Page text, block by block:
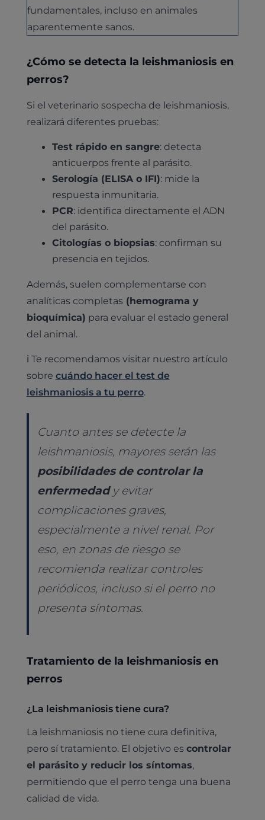
fundamentales, incluso en animales
aparentemente sanos.
¿Cómo se detecta la leishmaniosis en
perros?
Si el veterinario sospecha de leishmaniosis,
realizará diferentes pruebas:
Test rápido en sangre: detecta
anticuerpos frente al parásito.
Serología (ELISA o IFI): mide la
respuesta inmunitaria.
PCR: identifica directamente el ADN
del parásito.
Citologías o biopsias: confirman su
presencia en tejidos.
Además, suelen complementarse con
analíticas completas(hemograma y
bioquímica) para evaluar el estado general
del animal.
ℹ️ Te recomendamos visitar nuestro artículo
sobre cuándo hacer el test de
leishmaniosis a tu perro.
Cuanto antes se detecte la
leishmaniosis, mayores serán las
posibilidades de controlar la
enfermedady evitar
complicaciones graves,
especialmente a nivel renal. Por
eso, en zonas de riesgo se
recomienda realizar controles
periódicos, incluso si el perro no
presenta síntomas.
Tratamiento de la leishmaniosis en
perros
¿La leishmaniosis tiene cura?
La leishmaniosis no tiene cura definitiva,
pero sí tratamiento. El objetivo es controlar
el parásito y reducir los síntomas,
permitiendo que el perro tenga una buena
calidad de vida.